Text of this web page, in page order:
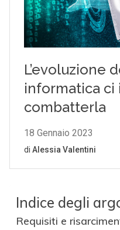
Indice degli
Requisiti e